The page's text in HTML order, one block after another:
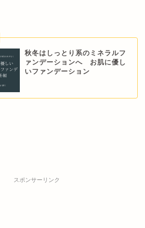
秋冬はしっとり系のミネラルフ
ァンデーションへ お肌に優し
いファンデーション
スポンサーリンク